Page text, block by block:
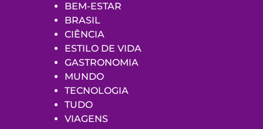
BEM-ESTAR
BRASIL
CIÊNCIA
ESTILO DE VIDA
GASTRONOMIA
MUNDO
TECNOLOGIA
TUDO
VIAGENS